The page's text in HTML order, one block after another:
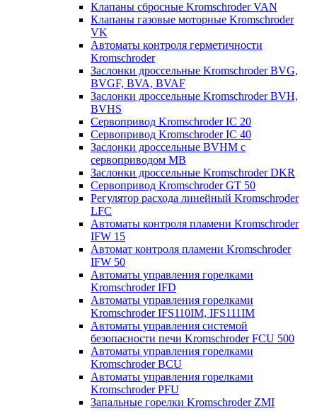
Клапаны сбросные Kromschroder VAN
Клапаны газовые моторные Kromschroder
VK
Автоматы контроля герметичности
Kromschroder
Заслонки дроссельные Kromschroder BVG,
BVGF, BVA, BVAF
Заслонки дроссельные Kromschroder BVH,
BVHS
Сервопривод Kromschroder IC 20
Сервопривод Kromschroder IC 40
Заслонки дроссельные BVHM с
сервоприводом МВ
Заслонки дроссельные Kromschroder DKR
Cервопривод Kromschroder GT 50
Регулятор расхода линейный Kromschroder
LFC
Автоматы контроля пламени Kromschroder
IFW 15
Автомат контроля пламени Kromschroder
IFW 50
Автоматы управления горелками
Kromschroder IFD
Автоматы управления горелками
Kromschroder IFS110IM, IFS111IM
Автоматы управления системой
безопасности печи Kromschroder FCU 500
Автоматы управления горелками
Kromschroder BCU
Автоматы управления горелками
Kromschroder PFU
Запальные горелки Kromschroder ZМI